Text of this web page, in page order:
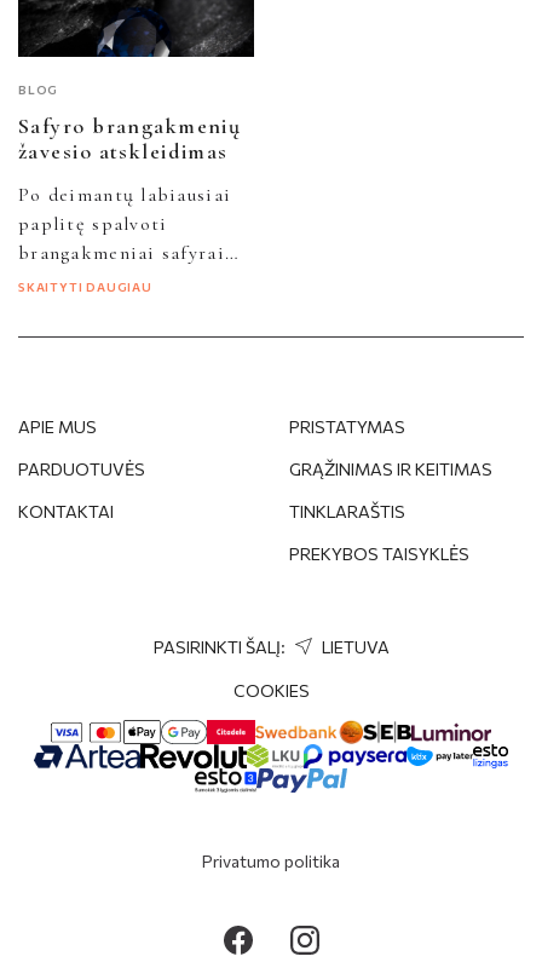
charakteristikomis,
vadinamomis 4 C:
BLOG
Safyro brangakmenių
žavesio atskleidimas
Po deimantų labiausiai
paplitę spalvoti
brangakmeniai safyrai
pasižymi mistiniu
sodrus mėlynas atspalvis
SKAITYTI DAUGIAU
APIE MUS
PARDUOTUVĖS
KONTAKTAI
PRISTATYMAS
GRĄŽINIMAS IR KEITIMAS
TINKLARAŠTIS
PREKYBOS TAISYKLĖS
PASIRINKTI ŠALĮ: LIETUVA
COOKIES
Privatumo politika